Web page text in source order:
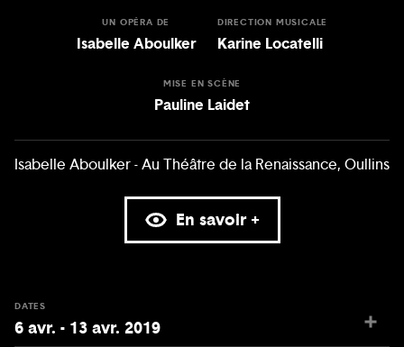
UN OPÉRA DE
Isabelle Aboulker
DIRECTION MUSICALE
Karine Locatelli
MISE EN SCÈNE
Pauline Laidet
Isabelle Aboulker - Au Théâtre de la Renaissance, Oullins
En savoir +
DATES
6 avr. - 13 avr. 2019